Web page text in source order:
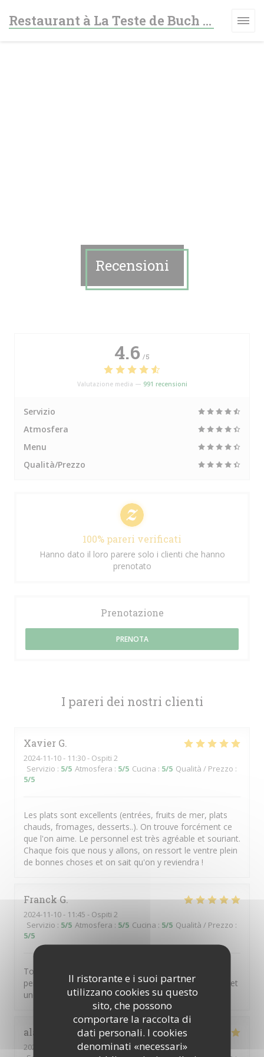
Il ristorante e i suoi partner
utilizzano cookies su questo
sito, che possono
comportare la raccolta di
dati personali. I cookies
denominati «necessari»
Restaurant à La Teste de Buch - Le fer à cheval
Recensioni
I pareri dei nostri clienti
Xavier G
2024-11-10- 11:30 - Ospiti 2
Servizio : 5/5 Atmosfera : 5/5 Cucina : 5/5 Qualità / Prezzo :
5/5
Les plats sont excellents (entrées, fruits de mer, plats
chauds, fromages, desserts..). On trouve forcément ce
que l'on aime. Le personnel est très agréable et souriant.
Chaque fois que nous y allons, on ressort le ventre plein
de bonnes choses et on sait qu'on y reviendra !
FranckG
2024-11-10- 11:45 - Ospiti 2
Servizio : 5/5 Atmosfera : 5/5 Cucina : 5/5 Qualità / Prezzo :
5/5
Toujours un plaisir extrême autant gustatif que
personnel de retrouver les excellents produits du chef et
une équipe géniale .
alain
2023-03-05
- 13:00 - Ospiti 4
4.6 /5
Valutazione media — 991 recensioni
Servizio
Atmosfera
Menu
Qualità/Prezzo
100% pareri verificati
Hanno dato il loro parere solo i clienti che hanno
prenotato
Prenotazione
PRENOTA